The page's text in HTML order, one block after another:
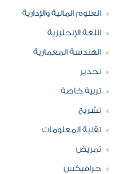
العلوم المالية والإدارية
اللغة الإنجليزية
الهندسة المعمارية
تخدير
تربية خاصة
تشريح
تقنية المعلومات
تمريض
جرافيكس